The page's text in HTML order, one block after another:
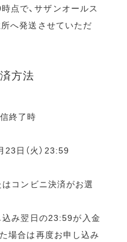
点で、サザンオールス
へ発送させていただ
方法
終了時
日（火）23:59
はコンビニ決済がお選
込み翌日の23:59が入金
場合は再度お申し込み